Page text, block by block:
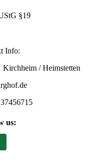
§19
Info:
/ Heimstetten
us: